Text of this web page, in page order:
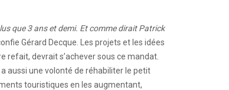
que 3 ans et demi. Et comme dirait Patrick
Gérard Decque. Les projets et les idées
devrait s’achever sous ce mandat.
aussi une volonté de réhabiliter le petit
touristiques en les augmentant,